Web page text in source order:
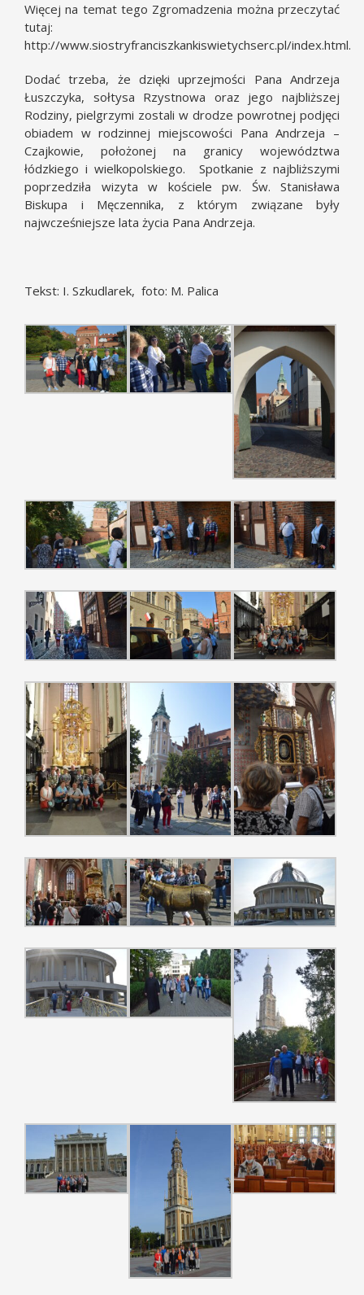
Więcej na temat tego Zgromadzenia można przeczytać
tutaj:
http://www.siostryfranciszkankiswietychserc.pl/index.html.
Dodać trzeba, że dzięki uprzejmości Pana Andrzeja
Łuszczyka, sołtysa Rzystnowa oraz jego najbliższej
Rodziny, pielgrzymi zostali w drodze powrotnej podjęci
obiadem w rodzinnej miejscowości Pana Andrzeja –
Czajkowie, położonej na granicy województwa
łódzkiego i wielkopolskiego. Spotkanie z najbliższymi
poprzedziła wizyta w kościele pw. Św. Stanisława
Biskupa i Męczennika, z którym związane były
najwcześniejsze lata życia Pana Andrzeja.
Tekst: I. Szkudlarek, foto: M. Palica